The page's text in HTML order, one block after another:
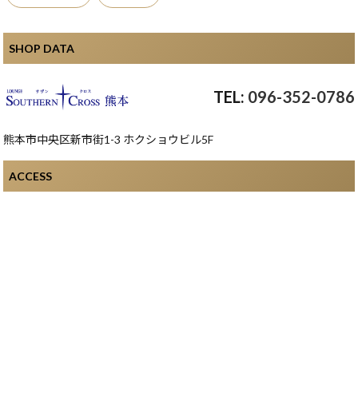
SHOP DATA
096-352-0786
熊本市中央区新市街1-3 ホクショウビル5F
ACCESS